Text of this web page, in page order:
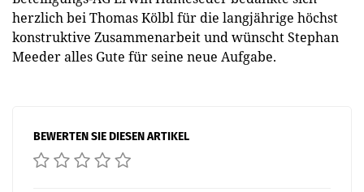
herzlich bei Thomas Kölbl für die langjährige höchst
konstruktive Zusammenarbeit und wünscht Stephan
Meeder alles Gute für seine neue Aufgabe.
BEWERTEN SIE DIESEN ARTIKEL